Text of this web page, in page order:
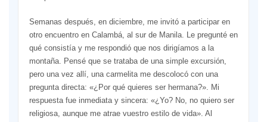
Semanas después, en diciembre, me invitó a participar en
otro encuentro en Calambá, al sur de Manila. Le pregunté en
qué consistía y me respondió que nos dirigíamos a la
montaña. Pensé que se trataba de una simple excursión,
pero una vez allí, una carmelita me descolocó con una
pregunta directa: «¿Por qué quieres ser hermana?». Mi
respuesta fue inmediata y sincera: «¿Yo? No, no quiero ser
religiosa, aunque me atrae vuestro estilo de vida». Al